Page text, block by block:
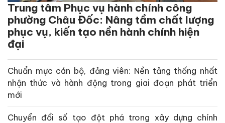
Trung tâm Phục vụ hành chính công
phường Châu Đốc: Nâng tầm chất lượng
phục vụ, kiến tạo nền hành chính hiện
đại
Chuẩn mực cán bộ, đảng viên: Nền tảng thống nhất
nhận thức và hành động trong giai đoạn phát triển
mới
Chuyển đổi số tạo đột phá trong xây dựng chính